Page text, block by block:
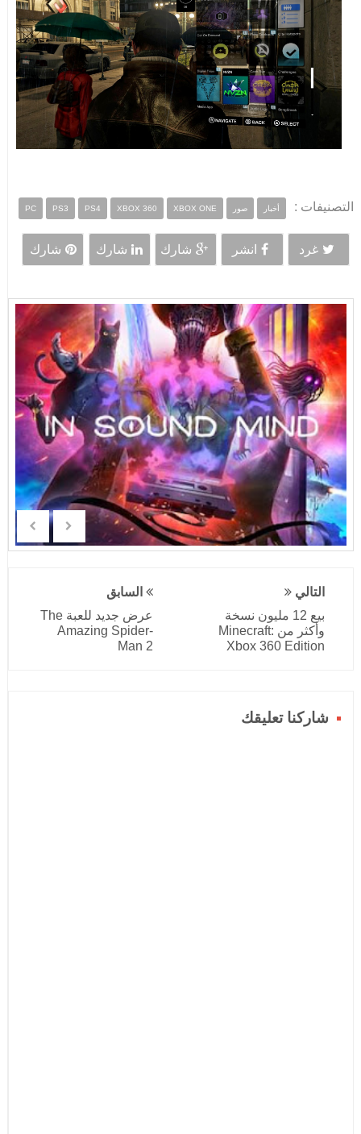
التصنيفات : أخبار صور PC PS3 PS4 XBOX 360 XBOX ONE
غرد انشر شارك شارك شارك
التالي
بيع 12 مليون نسخة
وأكثر من Minecraft:
Xbox 360 Edition
السابق
عرض جديد للعبة The
Amazing Spider-
Man 2
شاركنا تعليقك